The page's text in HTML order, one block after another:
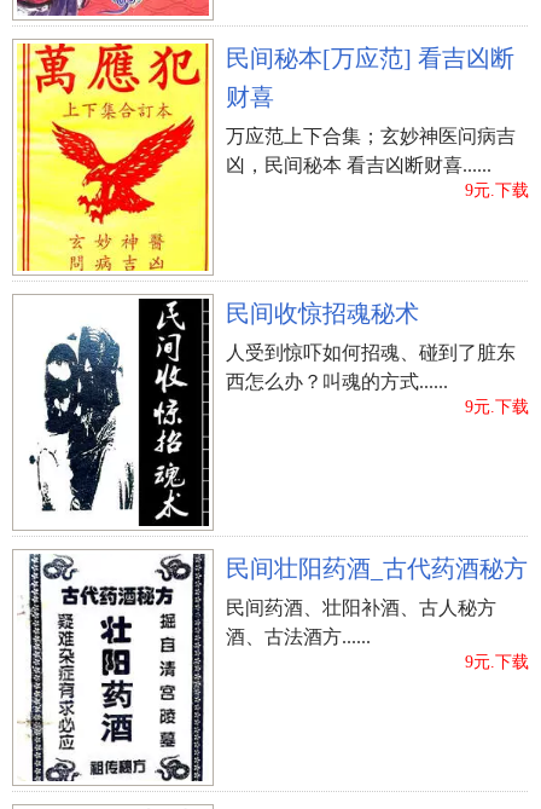
民间秘本[万应范] 看吉凶断
财喜
万应范上下合集；玄妙神医问病吉
凶，民间秘本 看吉凶断财喜......
9元.下载
民间收惊招魂秘术
人受到惊吓如何招魂、碰到了脏东
西怎么办？叫魂的方式......
9元.下载
民间壮阳药酒_古代药酒秘方
民间药酒、壮阳补酒、古人秘方
酒、古法酒方......
9元.下载